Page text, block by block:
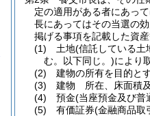
定の適用がある者にあっ
長にあってはその当選の効
掲げる事項を記載した資
(1)
土地(信託している土
む。以下同じ。)により
(2)
建物の所有を目的と
(3)
建物 所在、床面積
(4)
預金(当座預金及び普
(5)
有価証券(金融商品取